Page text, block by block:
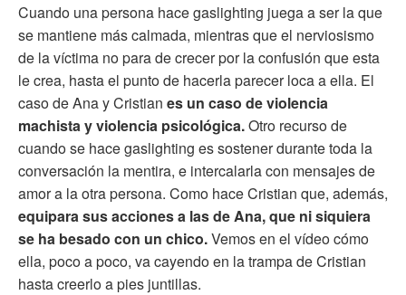
Cuando una persona hace gaslighting juega a ser la que
se mantiene más calmada, mientras que el nerviosismo
de la víctima no para de crecer por la confusión que esta
le crea, hasta el punto de hacerla parecer loca a ella. El
caso de Ana y Cristian es un caso de violencia
machista y violencia psicológica.Otro recurso de
cuando se hace gaslighting es sostener durante toda la
conversación la mentira, e intercalarla con mensajes de
amor a la otra persona. Como hace Cristian que, además,
equipara sus acciones a las de Ana, que ni siquiera
se ha besado con un chico.Vemos en el vídeo cómo
ella, poco a poco, va cayendo en la trampa de Cristian
hasta creerlo a pies juntillas.